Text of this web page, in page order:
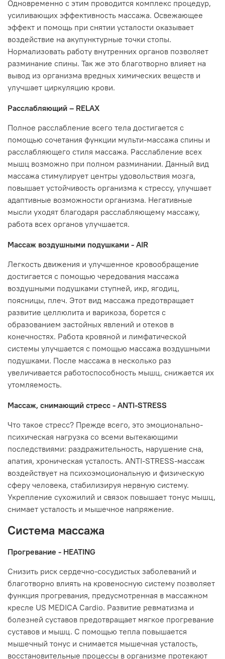
Одновременно с этим проводится комплекс процедур,
усиливающих эффективность массажа. Освежающее
эффект и помощь при снятии усталости оказывает
воздействие на акупунктурные точки стопы.
Нормализовать работу внутренних органов позволяет
разминание спины. Так же это благотворно влияет на
вывод из организма вредных химических веществ и
улучшает циркуляцию крови.
Расслабляющий – RELAX
Полное расслабление всего тела достигается с
помощью сочетания функции мульти-массажа спины и
расслабляющего стиля массажа. Расслабление всех
мышц возможно при полном разминании. Данный вид
массажа стимулирует центры удовольствия мозга,
повышает устойчивость организма к стрессу, улучшает
адаптивные возможности организма. Негативные
мысли уходят благодаря расслабляющему массажу,
работа всех органов улучшается.
Массаж воздушными подушками - AIR
Легкость движения и улучшенное кровообращение
достигается с помощью чередования массажа
воздушными подушками ступней, икр, ягодиц,
поясницы, плеч. Этот вид массажа предотвращает
развитие целлюлита и варикоза, борется с
образованием застойных явлений и отеков в
конечностях. Работа кровяной и лимфатической
системы улучшается с помощью массажа воздушными
подушками. После массажа в несколько раз
увеличивается работоспособность мышц, снижается их
утомляемость.
Массаж, снимающий стресс - ANTI-STRESS
Что такое стресс? Прежде всего, это эмоционально-
психическая нагрузка со всеми вытекающими
последствиями: раздражительность, нарушение сна,
апатия, хроническая усталость. ANTI-STRESS-массаж
воздействует на психоэмоциональную и физическую
сферу человека, стабилизируя нервную систему.
Укрепление сухожилий и связок повышает тонус мышц,
снимает усталость и мышечное напряжение.
Система массажа
Прогревание - HEATING
Снизить риск сердечно-сосудистых заболеваний и
благотворно влиять на кровеносную систему позволяет
функция прогревания, предусмотренная в массажном
кресле US MEDICA Cardio. Развитие ревматизма и
болезней суставов предотвращает мягкое прогревание
суставов и мышц. С помощью тепла повышается
мышечный тонус и снимается мышечная усталость,
восстановительные процессы в организме протекают